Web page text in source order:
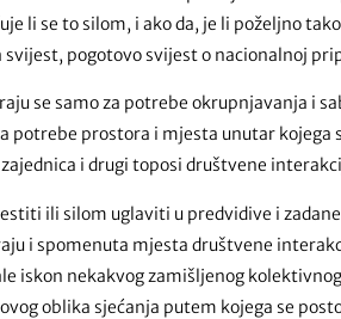
li se to silom, i ako da, je li poželjno
pogotovo svijest o nacionalnoj
se samo za potrebe okrupnjavanja i
potrebe prostora i mjesta unutar kojega
i drugi toposi društvene
ili silom uglaviti u predvidive i
i spomenuta mjesta društvene
iskon nekakvog zamišljenog
oblika sjećanja putem kojega se